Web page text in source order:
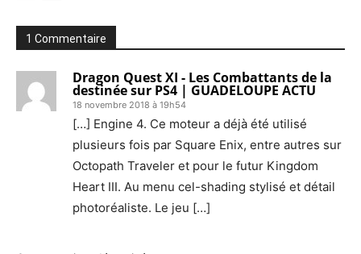
1 Commentaire
Dragon Quest XI - Les Combattants de la
destinée sur PS4 | GUADELOUPE ACTU
18 novembre 2018 à 19h54
[…] Engine 4. Ce moteur a déjà été utilisé
plusieurs fois par Square Enix, entre autres sur
Octopath Traveler et pour le futur Kingdom
Heart III. Au menu cel-shading stylisé et détail
photoréaliste. Le jeu […]